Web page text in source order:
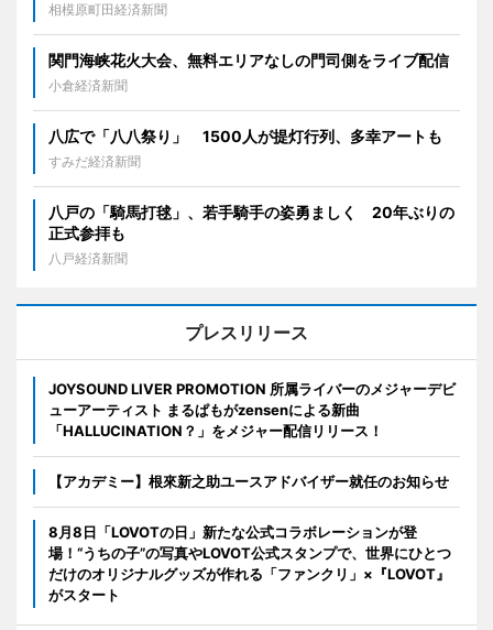
相模原町田経済新聞
関門海峡花火大会、無料エリアなしの門司側をライブ配信
小倉経済新聞
八広で「八八祭り」 1500人が提灯行列、多幸アートも
すみだ経済新聞
八戸の「騎馬打毬」、若手騎手の姿勇ましく 20年ぶりの
正式参拝も
八戸経済新聞
プレスリリース
JOYSOUND LIVER PROMOTION 所属ライバーのメジャーデビ
ューアーティスト まるぱもがzensenによる新曲
「HALLUCINATION？」をメジャー配信リリース！
【アカデミー】根來新之助ユースアドバイザー就任のお知らせ
8月8日「LOVOTの日」新たな公式コラボレーションが登
場！“うちの子”の写真やLOVOT公式スタンプで、世界にひとつ
だけのオリジナルグッズが作れる「ファンクリ」×『LOVOT』
がスタート